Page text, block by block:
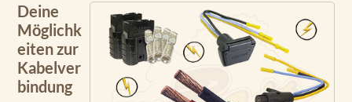
Deine
Möglichk
eiten zur
Kabelver
bindung